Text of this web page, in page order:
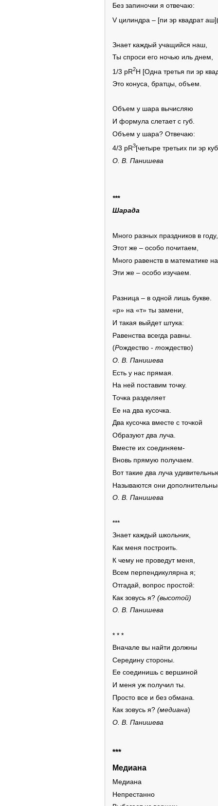
Без запиночки я отвечаю:
V цилиндра – [пи эр квадрат
Знает каждый учащийся наш,
Ты спроси его ночью иль днем,
1/3 pR2Н [Одна третья пи эр
Это конуса, братцы, объем.
Объем у шара вычисляю
И формула слетает с губ.
Объем у шара? Отвечаю:
4/3 pR3[четыре третьих пи эр
О. В. Панишева
***
Шарада
Много разных праздников в году,
Этот же – особо почитаем,
Много равенств в математике
Эти же – особо изучаем.
Разница – в одной лишь букве.
«р» на «т» ты замени,
И такая выйдет штука:
Равенства всегда равны.
(Рождество - тождество)
О. В. Панишева
Есть у нас прямая.
На ней поставим точку.
Точка разделяет
Ее на два кусочка.
Два кусочка вместе с точкой
Образуют два луча.
Вместе их соединяем-
Вновь прямую получаем.
Вот такие два луча
Называются они
О. В. Панишева
***
Знает каждый школьник,
Как меня построить.
К чему не проведут меня,
Всем перпендикулярна я;
Отгадай, вопрос простой:
Как зовусь я? (высотой)
О. В. Панишева
* * *
Вначале вы найти должны
Середину стороны.
Ее соединишь с вершиной
И меня уж получил ты.
Просто все и без обмана.
Как зовусь я? (медиана)
О. В. Панишева
***
Медиана
Медиана
Непрестанно